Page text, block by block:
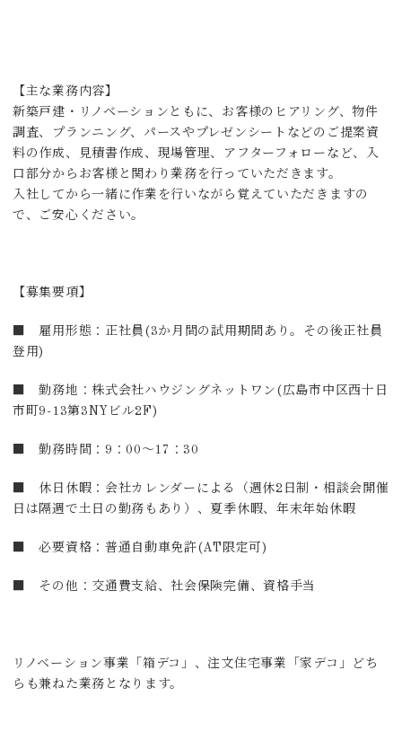
【主な業務内容】
新築戸建・リノベーションともに、お客様のヒアリング、物件
調査、プランニング、パースやプレゼンシートなどのご提案資
料の作成、見積書作成、現場管理、アフターフォローなど、入
口部分からお客様と関わり業務を行っていただきます。
入社してから一緒に作業を行いながら覚えていただきますの
で、ご安心ください。
【募集要項】
■ 雇用形態：正社員(3か月間の試用期間あり。その後正社員
登用)
■ 勤務地：株式会社ハウジングネットワン(広島市中区西十日
市町9-13第3NYビル2F)
■ 勤務時間：9：00～17：30
■ 休日休暇：会社カレンダーによる（週休2日制・相談会開催
日は隔週で土日の勤務もあり）、夏季休暇、年末年始休暇
■ 必要資格：普通自動車免許(AT限定可)
■ その他：交通費支給、社会保険完備、資格手当
リノベーション事業「箱デコ」、注文住宅事業「家デコ」どち
らも兼ねた業務となります。